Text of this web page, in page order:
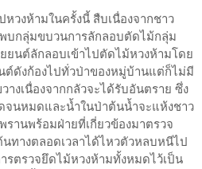
วงห้ามในครั้งนี้ สืบเนื่องจากชาว
บกลุ่มขบวนการลักลอบตัดไม้กลุ่ม
นต์ลักลอบเข้าไปตัดไม้หวงห้ามโดย
ต์ดังก้องไปทั่วป่าของหมู่บ้านแต่ก็ไม่มี
งเนื่องจากกลัวจะได้รับอันตราย ซึ่ง
จนหมดและน้ำในป่าต้นน้ำจะแห้งชาว
านพร้อมฝ่ายที่เกี่ยวข้องมาตรวจ
างตลอดเวลาได้ไหวตัวหลบหนีไป
รตรวจยึดไม้หวงห้ามทั้งหมดไว้เป็น